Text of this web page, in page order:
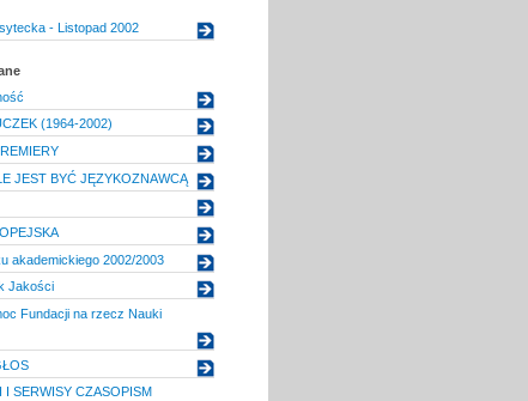
- Listopad 2002
(1964-2002)
JEST BYĆ JĘZYKOZNAWCĄ
akademickiego 2002/2003
Jakości
Fundacji na rzecz Nauki
I SERWISY CZASOPISM